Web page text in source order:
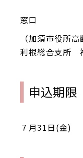
窓口
（加須市役所
利根総合支所
申込期限
７月31日(金)